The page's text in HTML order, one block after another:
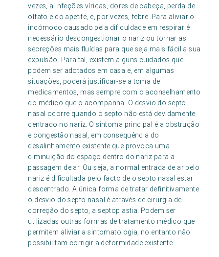
vezes, a infeções víricas, dores de cabeça, perda de
olfato e do apetite, e, por vezes, febre. Para aliviar o
incómodo causado pela dificuldade em respirar é
necessário descongestionar o nariz ou tornar as
secreções mais fluídas para que seja mais fácil a sua
expulsão. Para tal, existem alguns cuidados que
podem ser adotados em casa e, em algumas
situações, poderá justificar-se a toma de
medicamentos, mas sempre com o aconselhamento
do médico que o acompanha. O desvio do septo
nasal ocorre quando o septo não está devidamente
centrado no nariz. O sintoma principal é a obstrução
e congestão nasal, em consequência do
desalinhamento existente que provoca uma
diminuição do espaço dentro do nariz para a
passagem de ar. Ou seja, a normal entrada de ar pelo
nariz é dificultada pelo facto de o septo nasal estar
descentrado. A única forma de tratar definitivamente
o desvio do septo nasal é através de cirurgia de
correção do septo, a septoplastia. Podem ser
utilizadas outras formas de tratamento médico que
permitem aliviar a sintomatologia, no entanto não
possibilitam corrigir a deformidade existente.